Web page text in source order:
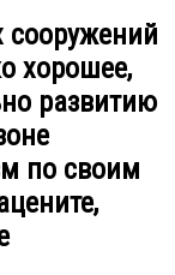
сооружений
хорошее,
развитию
по своим